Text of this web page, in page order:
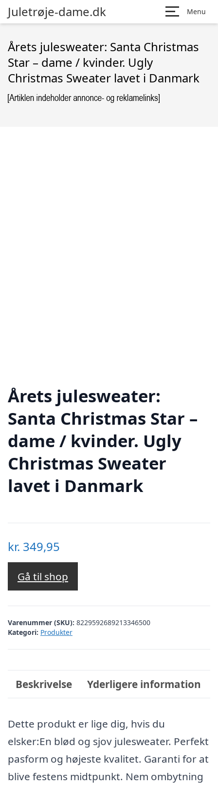
Juletrøje-dame.dk Menu
Årets julesweater: Santa Christmas
Star – dame / kvinder. Ugly
Christmas Sweater lavet i Danmark
Årets julesweater:
Santa Christmas Star –
dame / kvinder. Ugly
Christmas Sweater
lavet i Danmark
kr. 349,95
Gå til shop
Varenummer (SKU): 8229592689213346500
Kategori: Produkter
Beskrivelse Yderligere information
Dette produkt er lige dig, hvis du
elsker:En blød og sjov julesweater. Perfekt
pasform og højeste kvalitet. Garanti for at
blive festens midtpunkt. Nem ombytning